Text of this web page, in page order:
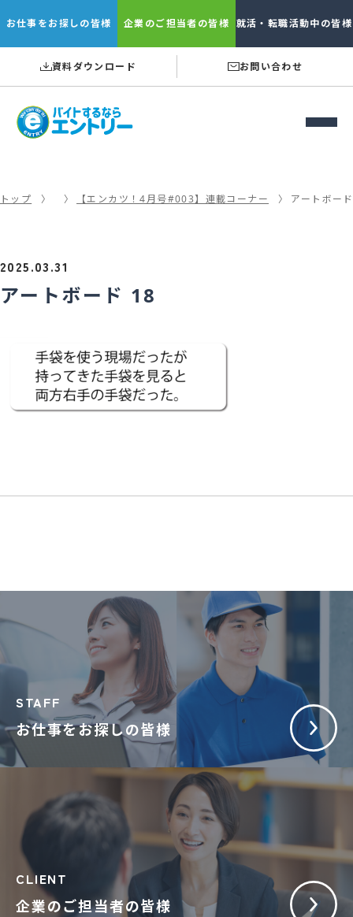
お仕事をお探しの皆様 企業のご担当者の皆様 就活・転職活動中の皆様
資料ダウンロード お問い合わせ
トップ 【エンカツ！4月号#003】連載コーナー アートボー
2025.03.31
アートボード 18
お仕事をお探しの皆様
STAFF
企業のご担当者の皆様
CLIENT